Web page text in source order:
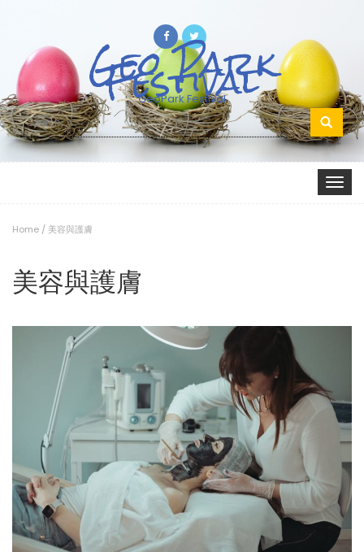
Geo Park
Festival
GeoPark Festival
Search
for:
Toggle
Home / 美容與護膚
美容與護膚